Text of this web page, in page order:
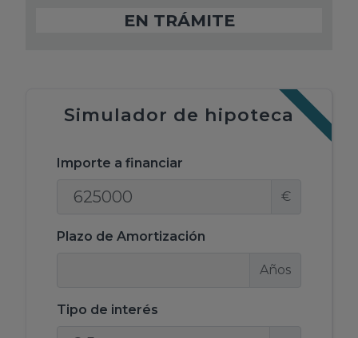
EN TRÁMITE
Simulador de hipoteca
Importe a financiar
€
Plazo de Amortización
Años
Tipo de interés